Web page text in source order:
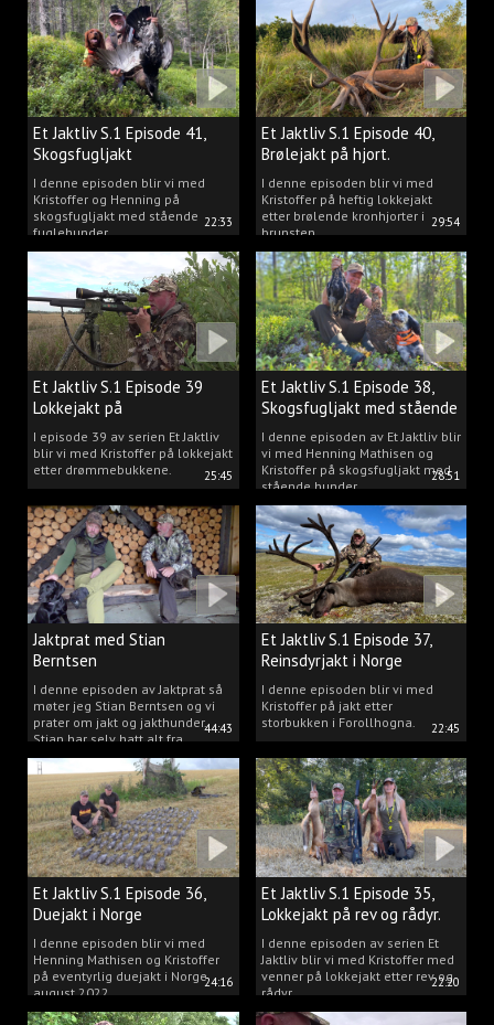
22:33
Et Jaktliv S.1 Episode 41,
Skogsfugljakt
I denne episoden blir vi med
Kristoffer og Henning på
skogsfugljakt med stående
fuglehunder.
29:54
Et Jaktliv S.1 Episode 40,
Brølejakt på hjort.
I denne episoden blir vi med
Kristoffer på heftig lokkejakt
etter brølende kronhjorter i
brunsten.
25:45
Et Jaktliv S.1 Episode 39
Lokkejakt på
drømmebukkene
I episode 39 av serien Et Jaktliv
blir vi med Kristoffer på lokkejakt
etter drømmebukkene.
28:51
Et Jaktliv S.1 Episode 38,
Skogsfugljakt med stående
hunder.
I denne episoden av Et Jaktliv blir
vi med Henning Mathisen og
Kristoffer på skogsfugljakt med
stående hunder.
44:43
Jaktprat med Stian
Berntsen
I denne episoden av Jaktprat så
møter jeg Stian Berntsen og vi
prater om jakt og jakthunder.
Stian har selv hatt alt fra
støvere, til elghunder,
rådyrhunder, spetser, apportører
og stående fuglehunder.
22:45
Et Jaktliv S.1 Episode 37,
Reinsdyrjakt i Norge
I denne episoden blir vi med
Kristoffer på jakt etter
storbukken i Forollhogna.
24:16
Et Jaktliv S.1 Episode 36,
Duejakt i Norge
I denne episoden blir vi med
Henning Mathisen og Kristoffer
på eventyrlig duejakt i Norge
august 2022.
22:20
Et Jaktliv S.1 Episode 35,
Lokkejakt på rev og rådyr.
I denne episoden av serien Et
Jaktliv blir vi med Kristoffer med
venner på lokkejakt etter rev og
rådyr.